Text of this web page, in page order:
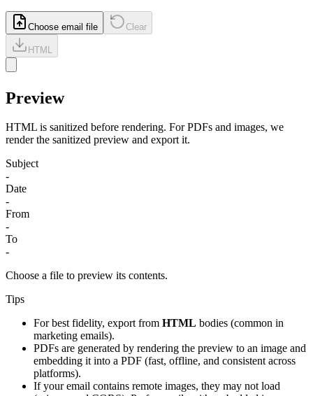
Choose email file Clear
HTML
Preview
HTML is sanitized before rendering. For PDFs and images, we
render the sanitized preview and export it.
Subject
-
Date
-
From
-
To
-
Choose a file to preview its contents.
Tips
For best fidelity, export from HTML bodies (common in
marketing emails).
PDFs are generated by rendering the preview to an image and
embedding it into a PDF (fast, offline, and consistent across
platforms).
If your email contains remote images, they may not load